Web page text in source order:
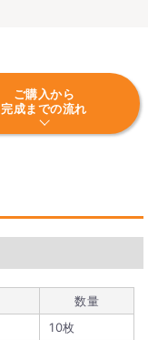
ご購入から
完成までの流れ
数量
10枚